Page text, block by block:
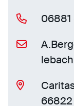
06881